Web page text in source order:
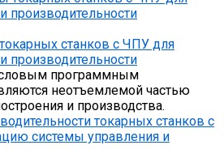
станков с ЧПУ для
производительности
программным
неотъемлемой частью
и производства.